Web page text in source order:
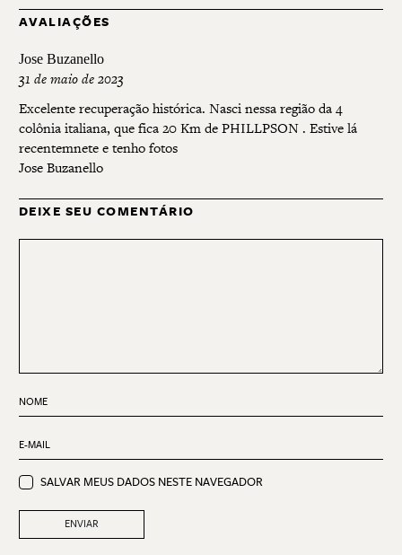
AVALIAÇÕES
Jose Buzanello
31 de maio de 2023
Excelente recuperação histórica. Nasci nessa região da 4
colônia italiana, que fica 20 Km de PHILLPSON . Estive lá
recentemnete e tenho fotos
Jose Buzanello
DEIXE SEU COMENTÁRIO
NOME
E-MAIL
SALVAR MEUS DADOS NESTE NAVEGADOR